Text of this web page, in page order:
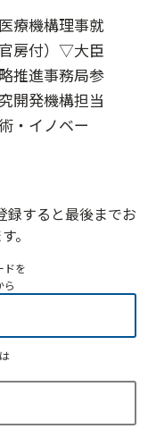
療機構理事就
房付）▽大臣
推進事務局参
開発機構担当
・イノベー
録すると最後までお
。
ドを
ら